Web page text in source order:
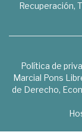
Recuperación,
Política de
Marcial Pons
de Derecho,